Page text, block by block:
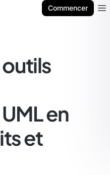
Commencer
en
et